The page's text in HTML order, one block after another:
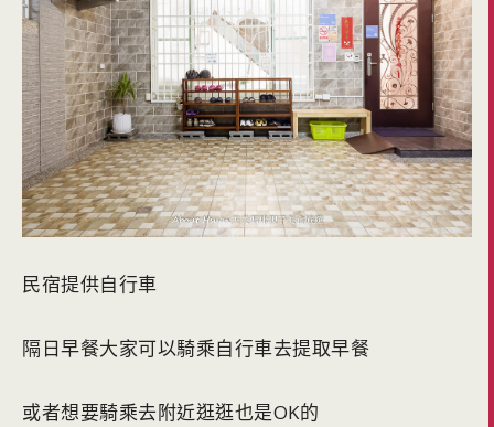
民宿提供自行車
隔日早餐大家可以騎乘自行車去提取早餐
或者想要騎乘去附近逛逛也是OK的